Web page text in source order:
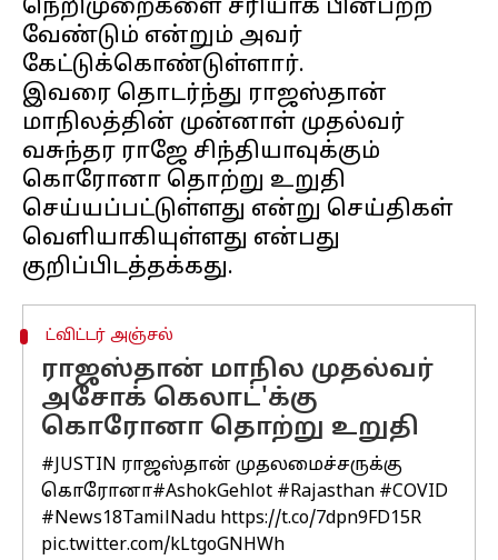
நெறிமுறைகளை சரியாக பின்பற்ற
வேண்டும் என்றும் அவர்
கேட்டுக்கொண்டுள்ளார்.
இவரை தொடர்ந்து ராஜஸ்தான்
மாநிலத்தின் முன்னாள் முதல்வர்
வசுந்தர ராஜே சிந்தியாவுக்கும்
கொரோனா தொற்று உறுதி
செய்யப்பட்டுள்ளது என்று செய்திகள்
வெளியாகியுள்ளது என்பது
ட்விட்டர் அஞ்சல்
ராஜஸ்தான் மாநில முதல்வர்
அசோக் கெலாட்'க்கு
கொரோனா தொற்று உறுதி
#JUSTIN ராஜஸ்தான் முதலமைச்சருக்கு
கொரோனா#AshokGehlot #Rajasthan #COVID
#News18TamilNadu https://t.co/7dpn9FD15R
pic.twitter.com/kLtgoGNHWh